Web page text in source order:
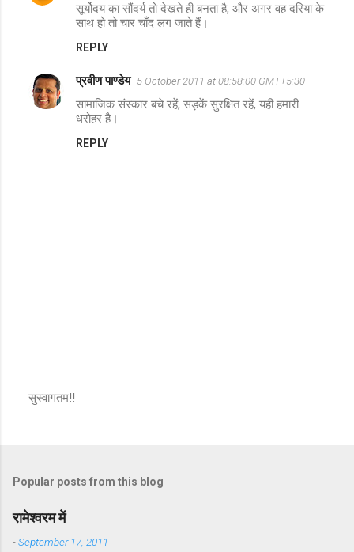
सूर्योदय का सौंदर्य तो देखते ही बनता है, और अगर वह दरिया के
साथ हो तो चार चाँद लग जाते हैं।
REPLY
प्रवीण पाण्डेय 5 October 2011 at 08:58:00 GMT+5:30
सामाजिक संस्कार बचे रहें, सड़कें सुरक्षित रहें, यही हमारी
धरोहर है।
REPLY
C
m
m
e
सुस्वागतम!!
Popular posts from this blog
रामेश्वरम में
-September 17, 2011